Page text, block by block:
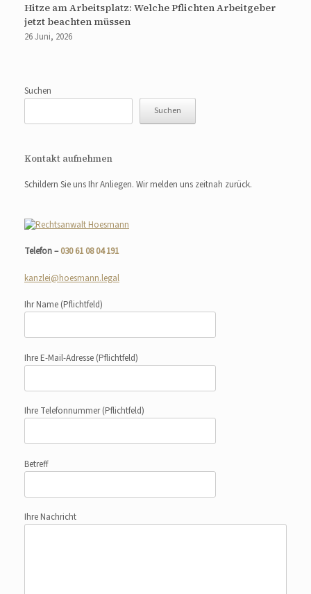
Hitze am Arbeitsplatz: Welche Pflichten Arbeitgeber
jetzt beachten müssen
26 Juni, 2026
Suchen
Suchen
Kontakt aufnehmen
Schildern Sie uns Ihr Anliegen. Wir melden uns zeitnah zurück.
Telefon –030 61 08 04 191
kanzlei@hoesmann.legal
Ihr Name (Pflichtfeld)
Ihre E-Mail-Adresse (Pflichtfeld)
Ihre Telefonnummer(Pflichtfeld)
Betreff
Ihre Nachricht